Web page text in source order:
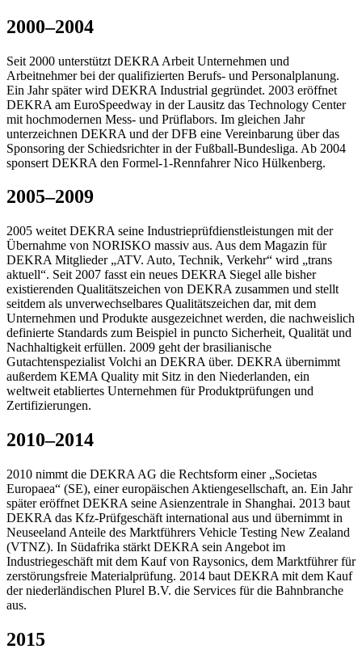
2000–2004
Seit 2000 unterstützt DEKRA Arbeit Unternehmen und
Arbeitnehmer bei der qualifizierten Berufs- und Personalplanung.
Ein Jahr später wird DEKRA Industrial gegründet. 2003 eröffnet
DEKRA am EuroSpeedway in der Lausitz das Technology Center
mit hochmodernen Mess- und Prüflabors. Im gleichen Jahr
unterzeichnen DEKRA und der DFB eine Vereinbarung über das
Sponsoring der Schiedsrichter in der Fußball-Bundesliga. Ab 2004
sponsert DEKRA den Formel-1-Rennfahrer Nico Hülkenberg.
2005–2009
2005 weitet DEKRA seine Industrieprüfdienstleistungen mit der
Übernahme von NORISKO massiv aus. Aus dem Magazin für
DEKRA Mitglieder „ATV. Auto, Technik, Verkehr“ wird „trans
aktuell“. Seit 2007 fasst ein neues DEKRA Siegel alle bisher
existierenden Qualitätszeichen von DEKRA zusammen und stellt
seitdem als unverwechselbares Qualitätszeichen dar, mit dem
Unternehmen und Produkte ausgezeichnet werden, die nachweislich
definierte Standards zum Beispiel in puncto Sicherheit, Qualität und
Nachhaltigkeit erfüllen. 2009 geht der brasilianische
Gutachtenspezialist Volchi an DEKRA über. DEKRA übernimmt
außerdem KEMA Quality mit Sitz in den Niederlanden, ein
weltweit etabliertes Unternehmen für Produktprüfungen und
Zertifizierungen.
2010–2014
2010 nimmt die DEKRA AG die Rechtsform einer „Societas
Europaea“ (SE), einer europäischen Aktiengesellschaft, an. Ein Jahr
später eröffnet DEKRA seine Asienzentrale in Shanghai. 2013 baut
DEKRA das Kfz-Prüfgeschäft international aus und übernimmt in
Neuseeland Anteile des Marktführers Vehicle Testing New Zealand
(VTNZ). In Südafrika stärkt DEKRA sein Angebot im
Industriegeschäft mit dem Kauf von Raysonics, dem Marktführer für
zerstörungsfreie Materialprüfung. 2014 baut DEKRA mit dem Kauf
der niederländischen Plurel B.V. die Services für die Bahnbranche
aus.
2015